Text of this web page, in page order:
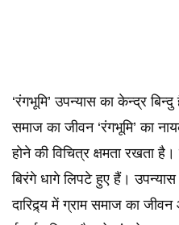
‘रंगभूमि’ उपन्यास का केन्द्र
समाज का जीवन ‘रंगभूमि’ का
होने की विचित्र क्षमता रखता
बिरंगे धागे लिपटे हुए हैं।
दारिद्र्य में ग्राम समाज का